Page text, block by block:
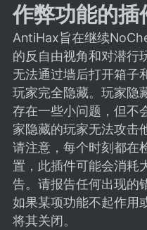
教程 材质
潮涌核心
永久赞助
11-27 02:06
电脑端 社区规
议贴】SodaMC 的改
社区的建议&反
在这里畅所欲言，提出
、管理方式等方面 的任何
作弊功能的插
AntiHax旨在继续
的反自由视角和对潜行
无法通过墙后打开箱子
玩家完全隐藏。玩家隐
存在一些小问题，但不
家隐藏的玩家无法攻击
请注意，每个时刻都在
置，此插件可能会消耗
告。请报告任何出现的
如果某项功能不起作用
将其关闭。